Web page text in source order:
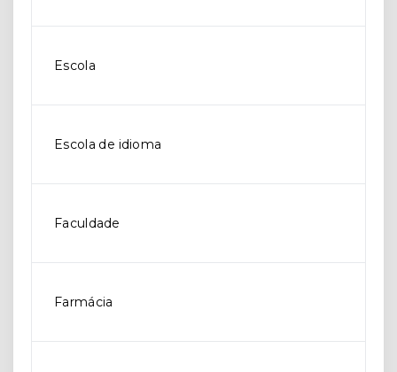
Escola
Escola de idioma
Faculdade
Farmácia